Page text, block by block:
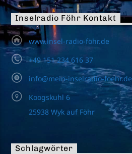
Inselradio Föhr Kontakt
www.insel-radio-föhr.de
+49 151 234 616 37
info@mein-inselradio-foehr.de
Koogskuhl 6
25938 Wyk auf Föhr
Schlagwörter